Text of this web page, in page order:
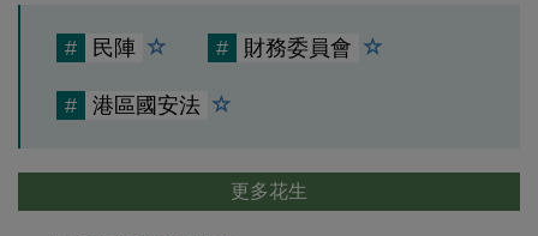
# 民陣 # 財務委員會
# 港區國安法
更多花生